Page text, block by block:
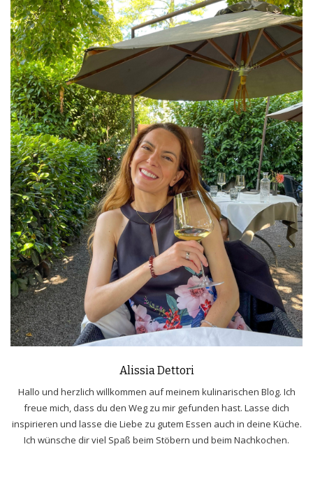
Alissia Dettori
Hallo und herzlich willkommen auf meinem kulinarischen Blog. Ich
freue mich, dass du den Weg zu mir gefunden hast. Lasse dich
inspirieren und lasse die Liebe zu gutem Essen auch in deine Küche.
Ich wünsche dir viel Spaß beim Stöbern und beim Nachkochen.